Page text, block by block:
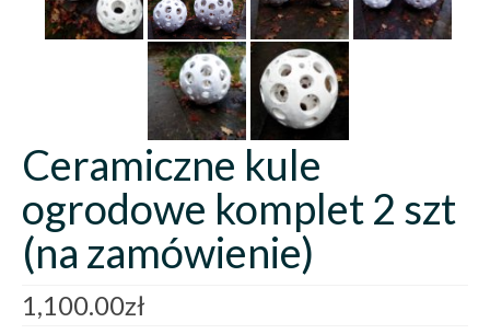
Ceramiczne kule
ogrodowe komplet 2 szt
(na zamówienie)
1,100.00zł